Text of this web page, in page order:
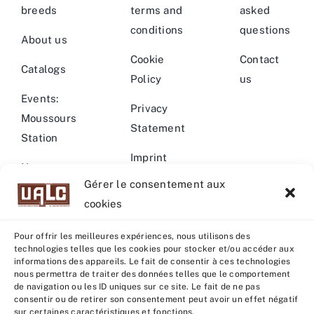
Gérer le consentement aux
cookies
Pour offrir les meilleures expériences, nous utilisons des
technologies telles que les cookies pour stocker et/ou accéder aux
informations des appareils. Le fait de consentir à ces technologies
nous permettra de traiter des données telles que le comportement
de navigation ou les ID uniques sur ce site. Le fait de ne pas
consentir ou de retirer son consentement peut avoir un effet négatif
sur certaines caractéristiques et fonctions.
breeds
About us
Catalogs
Events:
Moussours
Station
News –
Events
terms and
conditions
Cookie
Policy
Privacy
Statement
Imprint
Warning
asked
questions
Contact
us
© Copyright 2022 - 2026 | U.A.L.C :UNION COOP
ELEVEURS PRODUCTION ANIMALE| All rights reserved |